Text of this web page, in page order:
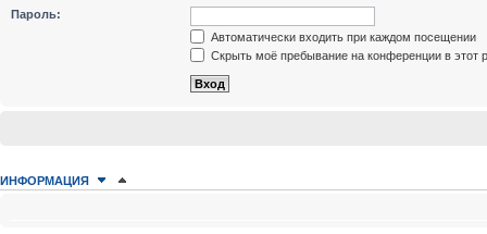
Пароль:
Автоматически входить при каждом посещении
Скрыть моё пребывание на конференции в этот
ИНФОРМАЦИЯ